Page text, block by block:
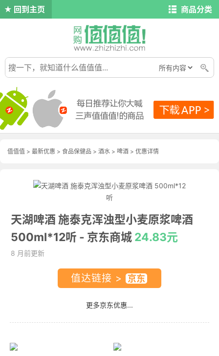
回到主页 商品分类
值值值 > 最新优惠 > 食品保健品 > 酒水 > 啤酒 > 优惠详情
天湖啤酒 施泰克浑浊型小麦原浆啤酒
500ml*12听 - 京东商城 24.83元
8 月前更新
值达链接 >
更多京东优惠...